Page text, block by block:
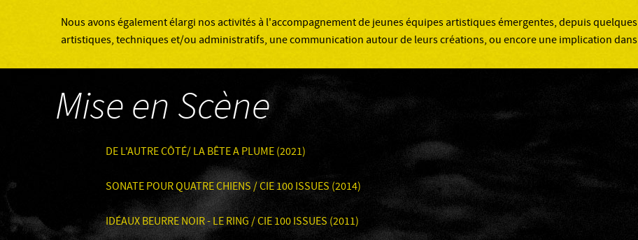
Nous avons également élargi nos activités à l'accompagnement de jeunes équipes artistiques émergentes, depuis
artistiques, techniques et/ou administratifs, une communication autour de leurs créations, ou encore une implication dans
Mise en Scène
DE L'AUTRE CÔTÉ/ LA BÊTE A PLUME (2021)
SONATE POUR QUATRE CHIENS / CIE 100 ISSUES (2014)
IDÉAUX BEURRE NOIR - LE RING / CIE 100 ISSUES (2011)